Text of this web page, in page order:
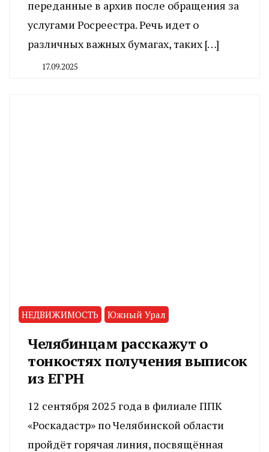
переданные в архив после обращения за
услугами Росреестра. Речь идет о
различных важных бумагах, таких […]
17.09.2025
НЕДВИЖИМОСТЬ Южный Урал
Челябинцам расскажут о
тонкостях получения выписок
из ЕГРН
12 сентября 2025 года в филиале ППК
«Роскадастр» по Челябинской области
пройдёт горячая линия, посвящённая